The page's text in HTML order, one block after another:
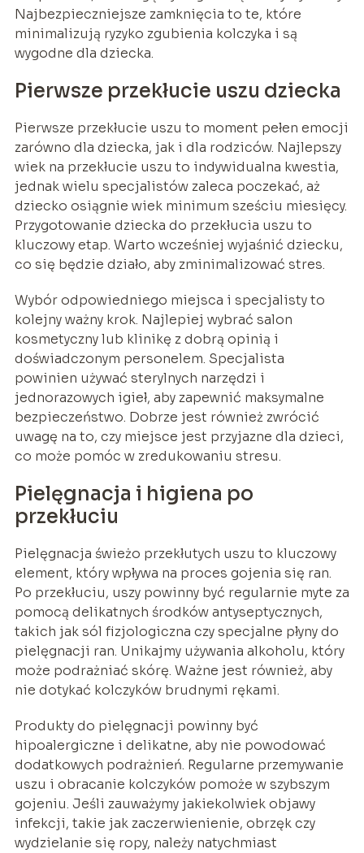
Najbezpieczniejsze zamknięcia to te, które
minimalizują ryzyko zgubienia kolczyka i są
wygodne dla dziecka.
Pierwsze przekłucie uszu dziecka
Pierwsze przekłucie uszu to moment pełen emocji
zarówno dla dziecka, jak i dla rodziców. Najlepszy
wiek na przekłucie uszu to indywidualna kwestia,
jednak wielu specjalistów zaleca poczekać, aż
dziecko osiągnie wiek minimum sześciu miesięcy.
Przygotowanie dziecka do przekłucia uszu to
kluczowy etap. Warto wcześniej wyjaśnić dziecku,
co się będzie działo, aby zminimalizować stres.
Wybór odpowiedniego miejsca i specjalisty to
kolejny ważny krok. Najlepiej wybrać salon
kosmetyczny lub klinikę z dobrą opinią i
doświadczonym personelem. Specjalista
powinien używać sterylnych narzędzi i
jednorazowych igieł, aby zapewnić maksymalne
bezpieczeństwo. Dobrze jest również zwrócić
uwagę na to, czy miejsce jest przyjazne dla dzieci,
co może pomóc w zredukowaniu stresu.
Pielęgnacja i higiena po
przekłuciu
Pielęgnacja świeżo przekłutych uszu to kluczowy
element, który wpływa na proces gojenia się ran.
Po przekłuciu, uszy powinny być regularnie myte za
pomocą delikatnych środków antyseptycznych,
takich jak sól fizjologiczna czy specjalne płyny do
pielęgnacji ran. Unikajmy używania alkoholu, który
może podrażniać skórę. Ważne jest również, aby
nie dotykać kolczyków brudnymi rękami.
Produkty do pielęgnacji powinny być
hipoalergiczne i delikatne, aby nie powodować
dodatkowych podrażnień. Regularne przemywanie
uszu i obracanie kolczyków pomoże w szybszym
gojeniu. Jeśli zauważymy jakiekolwiek objawy
infekcji, takie jak zaczerwienienie, obrzęk czy
wydzielanie się ropy, należy natychmiast